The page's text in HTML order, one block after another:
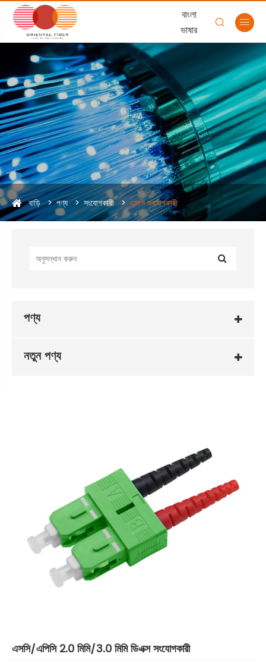
বাংলা
ভাষার
 
বাড়ি পণ্য সংযোগকারী এসসি সংযোগকারী
পণ্য
নতুন পণ্য
এসসি/এপিসি 2.0 মিমি/3.0 মিমি ডিএক্স সংযোগকারী